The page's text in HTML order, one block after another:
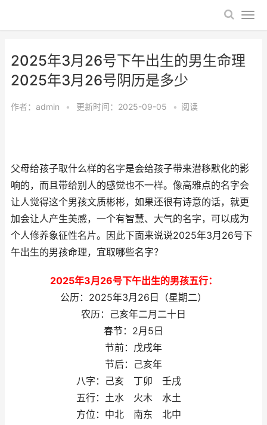
2025年3月26号下午出生的男生命理
2025年3月26号阴历是多少
作者： admin • 更新时间：2025-09-05 • 阅读
父母给孩子取什么样的名字是会给孩子带来潜移默化的影
响的，而且带给别人的感觉也不一样。像高雅点的名字会
让人觉得这个男孩文质彬彬，如果还很有诗意的话，就更
加会让人产生美感，一个有智慧、大气的名字，可以成为
个人修养象征性名片。因此下面来说说2025年3月26号下
午出生的男孩命理，宜取哪些名字？
2025年3月26号下午出生的男孩五行：
公历：2025年3月26日（星期二）
农历：己亥年二月二十日
春节：2月5日
节前：戊戌年
节后：己亥年
八字：己亥 丁卯 壬戌
五行：土水 火木 水土
方位：中北 南东 北中